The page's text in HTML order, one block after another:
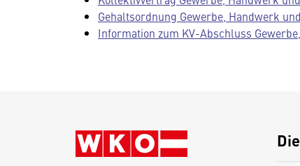
Gehaltsordnung Gewerbe, Handwerk
Information zum KV-Abschluss